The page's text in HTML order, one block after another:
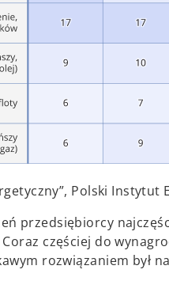
Polski Instytut
przedsiębiorcy
częściej do
rozwiązaniem był